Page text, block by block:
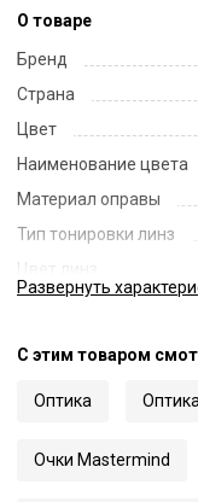
О товаре
Бренд
Страна
Цвет
Наименование цвета
Материал оправы
Тип тонировки линз
Цвет линз
Длина заушника
Развернуть
С этим товаром
Оптика
Очки Mastermind